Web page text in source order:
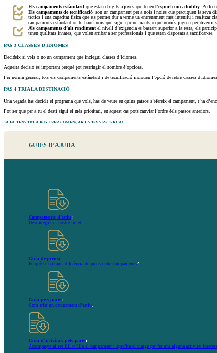
Els campaments estàndard que estan dirigits a joves que tenen l’esport com a hobby.
Els campaments de tecnificació, son un campament per a nois i noies que practiquen la seva
tàctics i una capacitat física que els permet dur a terme un entrenament més intensiu i realitzar
campaments estàndard on hi haurà nois que siguin principiants o que només juguen per
Als campaments d’alt rendimentel nivell d’exigència és bastant superior a la resta, els
tenen qualitats innates, que volen arribar a ser professionals i que estan disposats a sacrificar-se.
PAS 3 CLASSES D’IDIOMES
Decideix si vols o no un campament que inclogui classes d’idiomes.
Aquesta decisió és important perquè pot restringir el nombre d’opcions.
Per norma general, tots els campaments estàndard i de tecnificació inclouen l’opció de rebre classes
PAS 4 TRIA LA DESTINACIÓ
Una vegada has decidit el programa que vols, has de veure en quins països s’ofereix el campament, t’ha
Pot ser que per a tu el destí sigui el més prioritari, en aquest cas pots canviar l’ordre dels passos anteriors.
JA HO TENS TOT A PUNT PER COMENÇAR LA TEVA RECERCA!
GUIES D’AJUDA
Campaments d’estiu:
Descarrega’t el nostre fullet.
Guia de preus:
Perquè hi ha tanta diferència de preus entre campaments?:
Guia pels pares:
Com triar un campament d’estiu.
Guia d’activitats pels pares:
Acompanya al teu fill o filla al campament i aprofita el viatge per fer una alguna activitat